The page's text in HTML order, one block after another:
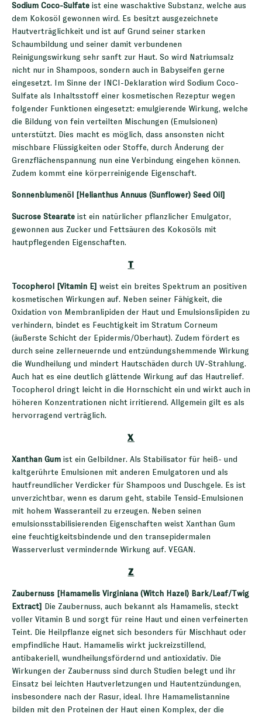
Sodium Coco-Sulfate ist eine waschaktive Substanz, welche aus
dem Kokosöl gewonnen wird. Es besitzt ausgezeichnete
Hautverträglichkeit und ist auf Grund seiner starken
Schaumbildung und seiner damit verbundenen
Reinigungswirkung sehr sanft zur Haut. So wird Natriumsalz
nicht nur in Shampoos, sondern auch in Babyseifen gerne
eingesetzt. Im Sinne der INCI-Deklaration wird Sodium Coco-
Sulfate als Inhaltsstoff einer kosmetischen Rezeptur wegen
folgender Funktionen eingesetzt: emulgierende Wirkung, welche
die Bildung von fein verteilten Mischungen (Emulsionen)
unterstützt. Dies macht es möglich, dass ansonsten nicht
mischbare Flüssigkeiten oder Stoffe, durch Änderung der
Grenzflächenspannung nun eine Verbindung eingehen können.
Zudem kommt eine körperreinigende Eigenschaft.
Sonnenblumenöl [Helianthus Annuus (Sunflower) Seed Oil]
Sucrose Stearate ist ein natürlicher pflanzlicher Emulgator,
gewonnen aus Zucker und Fettsäuren des Kokosöls mit
hautpflegenden Eigenschaften.
T
Tocopherol [Vitamin E]
weist ein breites Spektrum an positiven
kosmetischen Wirkungen auf. Neben seiner Fähigkeit, die
Oxidation von Membranlipiden der Haut und Emulsionslipiden zu
verhindern, bindet es Feuchtigkeit im Stratum Corneum
(äußerste Schicht der Epidermis/Oberhaut). Zudem fördert es
durch seine zellerneuernde und entzündungshemmende Wirkung
die Wundheilung und mindert Hautschäden durch UV-Strahlung.
Auch hat es eine deutlich glättende Wirkung auf das Hautrelief.
Tocopherol dringt leicht in die Hornschicht ein und wirkt auch in
höheren Konzentrationen nicht irritierend. Allgemein gilt es als
hervorragend verträglich.
X
Xanthan Gum ist ein Gelbildner. Als Stabilisator für heiß- und
kaltgerührte Emulsionen mit anderen Emulgatoren und als
hautfreundlicher Verdicker für Shampoos und Duschgele. Es ist
unverzichtbar, wenn es darum geht, stabile Tensid-Emulsionen
mit hohem Wasseranteil zu erzeugen. Neben seinen
emulsionsstabilisierenden Eigenschaften weist Xanthan Gum
eine feuchtigkeitsbindende und den transepidermalen
Wasserverlust vermindernde Wirkung auf. VEGAN.
Z
Zaubernuss [Hamamelis Virginiana (Witch Hazel) Bark/Leaf/Twig
Extract]
Die Zaubernuss, auch bekannt als Hamamelis, steckt
voller Vitamin B und sorgt für reine Haut und einen verfeinerten
Teint. Die Heilpflanze eignet sich besonders für Mischhaut oder
empfindliche Haut. Hamamelis wirkt juckreizstillend,
antibakeriell, wundheilungsfördernd und antioxidativ. Die
Wirkungen der Zaubernuss sind durch Studien belegt und ihr
Einsatz bei leichten Hautverletzungen und Hautentzündungen,
insbesondere nach der Rasur, ideal. Ihre Hamamelistannine
bilden mit den Proteinen der Haut einen Komplex, der die